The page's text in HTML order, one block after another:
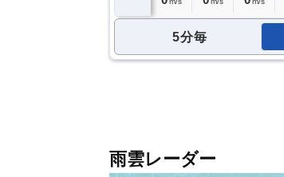
5分毎
雨雲レーダー